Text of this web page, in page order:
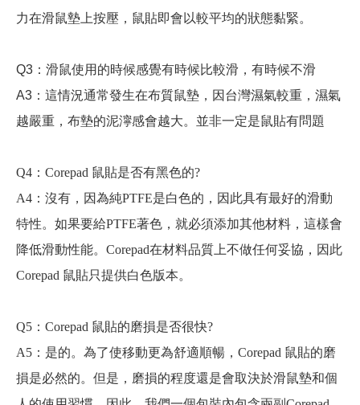
力在滑鼠墊上按壓，鼠貼即會以較平均的狀態黏緊。
Q3 ：滑鼠使用的時候感覺有時候比較滑，有時候不滑
A3 ：這情況通常發生在布質鼠墊，因台灣濕氣較重，濕氣
越嚴重，布墊的泥濘感會越大。並非一定是鼠貼有問題
Q4：Corepad 鼠貼是否有黑色的?
A4：沒有，因為純PTFE是白色的，因此具有最好的滑動
特性。如果要給PTFE著色，就必須添加其他材料，這樣會
降低滑動性能。Corepad在材料品質上不做任何妥協，因此
Corepad 鼠貼只提供白色版本。
Q5：Corepad 鼠貼的磨損是否很快?
A5：是的。為了使移動更為舒適順暢，Corepad 鼠貼的磨
損是必然的。但是，磨損的程度還是會取決於滑鼠墊和個